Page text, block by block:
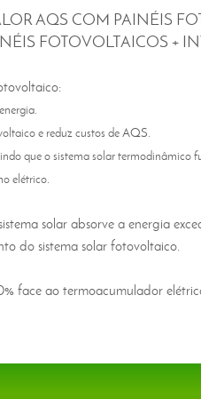
AQS COM PAINÉIS
FOTOVOLTAICOS +
e reduz custos de AQS.
que o sistema solar termodinâmico
elétrico.
solar absorve a energia
do sistema solar fotovoltaico.
face ao termoacumulador